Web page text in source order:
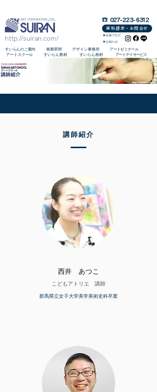
http://suiran.com/
☎︎ 027-223-6312
資料請求・お問合せ
▶︎社長ブログ
▶︎お知らせ
​すいらんのご案内 画廊翠巒 デザイン事務所 アートゼミナール
アートスクール
すいらん教材 すいらん画材 アートデイサービス
講師紹介
​西井 あつこ
こどもアトリエ 講師
群馬県立女子大学美学美術史科卒業